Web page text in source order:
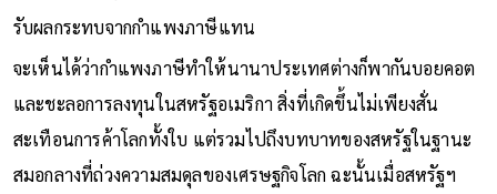
รับผลกระทบจากกำแพงภาษีแทน
จะเห็นได้ว่ากำแพงภาษีทำให้นานาประเทศต่างก็พากันบอยคอต
และชะลอการลงทุนในสหรัฐอเมริกา สิ่งที่เกิดขึ้นไม่เพียงสั่น
สะเทือนการค้าโลกทั้งใบ แต่รวมไปถึงบทบาทของสหรัฐในฐานะ
สมอกลางที่ถ่วงความสมดุลของเศรษฐกิจโลก ฉะนั้นเมื่อสหรัฐฯ